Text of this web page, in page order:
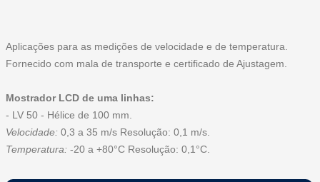
Aplicações para as medições de velocidade e de temperatura.
Fornecido com mala de transporte e certificado de Ajustagem.
Mostrador LCD de uma linhas:
- LV 50 - Hélice de 100 mm.
Velocidade: 0,3 a 35 m/s Resolução: 0,1 m/s.
Temperatura: -20 a +80°C Resolução: 0,1°C.